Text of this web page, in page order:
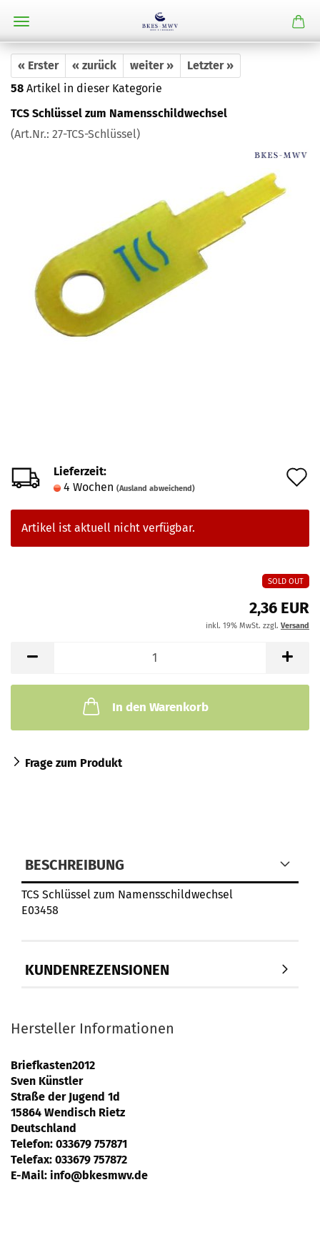
« Erster « zurück weiter »
Letzter »
58 Artikel in dieser Kategorie
TCS Schlüssel zum Namensschildwechsel
(Art.Nr.: 27-TCS-Schlüssel)
Lieferzeit:
4 Wochen (Ausland abweichend)
Artikel ist aktuell nicht verfügbar.
SOLD OUT
2,36 EUR
inkl. 19% MwSt. zzgl. Versand
In den Warenkorb
Frage zum Produkt
BESCHREIBUNG
TCS Schlüssel zum Namensschildwechsel
E03458
KUNDENREZENSIONEN
Hersteller Informationen
Briefkasten2012
Sven Künstler
Straße der Jugend 1d
15864 Wendisch Rietz
Deutschland
Telefon: 033679 757871
Telefax: 033679 757872
E-Mail: info@bkesmwv.de